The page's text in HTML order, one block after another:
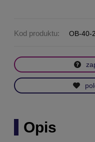
Kod produktu: OB-40-
Opis